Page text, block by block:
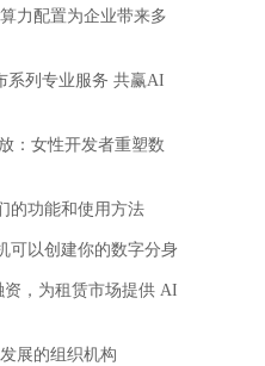
力配置为企业带来多
系列专业服务 共赢AI
：女性开发者重塑数
的功能和使用方法
可以创建你的数字分身
资，为租赁市场提供 AI
展的组织机构